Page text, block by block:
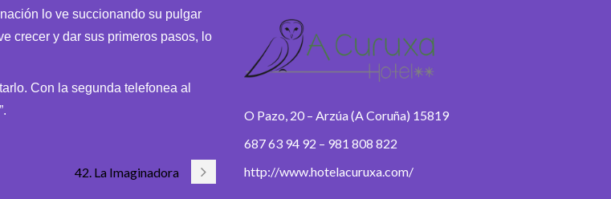
lo ve succionando su pulgar
crecer y dar sus primeros pasos, lo
Con la segunda telefonea al
42. La Imaginadora
O Pazo, 20 – Arzúa (A Coruña) 15819
687 63 94 92 – 981 808 822
http://www.hotelacuruxa.com/